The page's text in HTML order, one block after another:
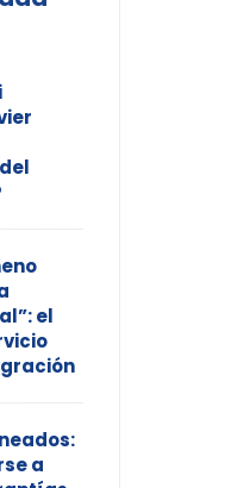
el
a